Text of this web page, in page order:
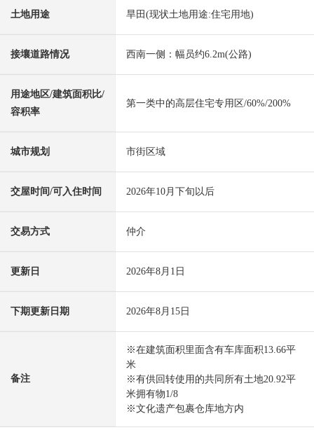
土地用途 旱田(现状土地用途:住宅用地)
接壤道路情况 西南一侧：幅员约6.2m(公路)
用途地区/建筑面积比/
容积率
第一类中的高层住宅专用区/60%/200%
城市规划 市街区域
交屋时间/可入住时间 2026年10月下旬以后
交易方式 仲介
更新日 2026年8月1日
下期更新日期 2026年8月15日
备注
※在建筑面积里面含有车库面积13.66平
米
※有供回转使用的共同所有土地20.92平
米拥有物1/8
※文化遗产包裹仓库地方内